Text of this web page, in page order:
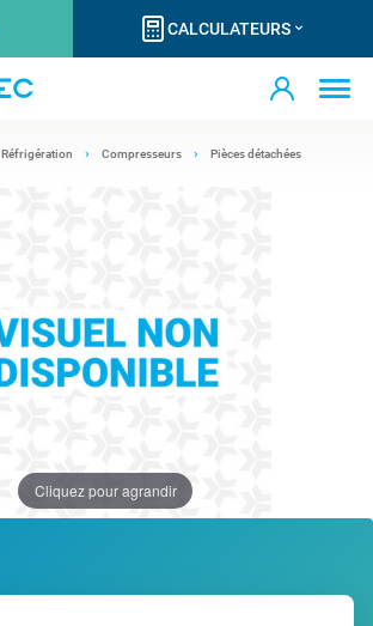
CALCULATEURS
Réfrigération Compresseurs Pièces détachées
Cliquez pour agrandir